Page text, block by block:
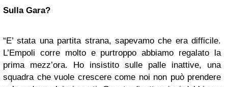
Sulla Gara?
“E’ stata una partita strana, sapevamo che era difficile.
L’Empoli corre molto e purtroppo abbiamo regalato la
prima mezz’ora. Ho insistito sulle palle inattive, una
squadra che vuole crescere come noi non può prendere